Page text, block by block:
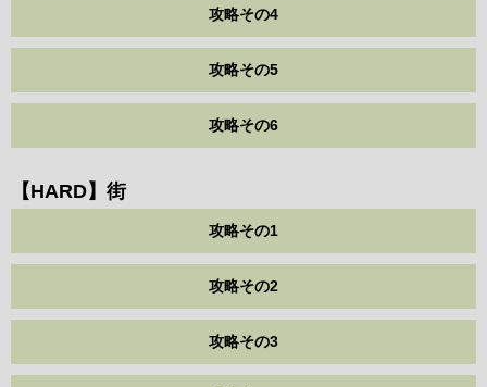
攻略その4
攻略その5
攻略その6
【HARD】街
攻略その1
攻略その2
攻略その3